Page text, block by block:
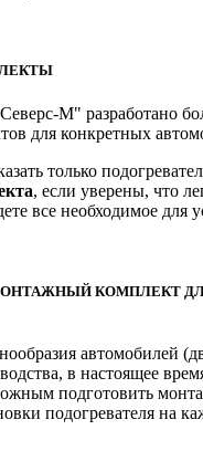
М" разработано
для конкретных
только
, если уверены, что
все необходимое для
КОМПЛЕКТ
автомобилей
в настоящее
подготовить
подогревателя на